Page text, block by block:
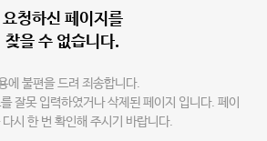
요청하신 페이지를
찾을 수 없습니다.
에 불편을 드려 죄송합니다.
잘못 입력하였거나 삭제된 페이지 입니다. 페이
시 한 번 확인해 주시기 바랍니다.